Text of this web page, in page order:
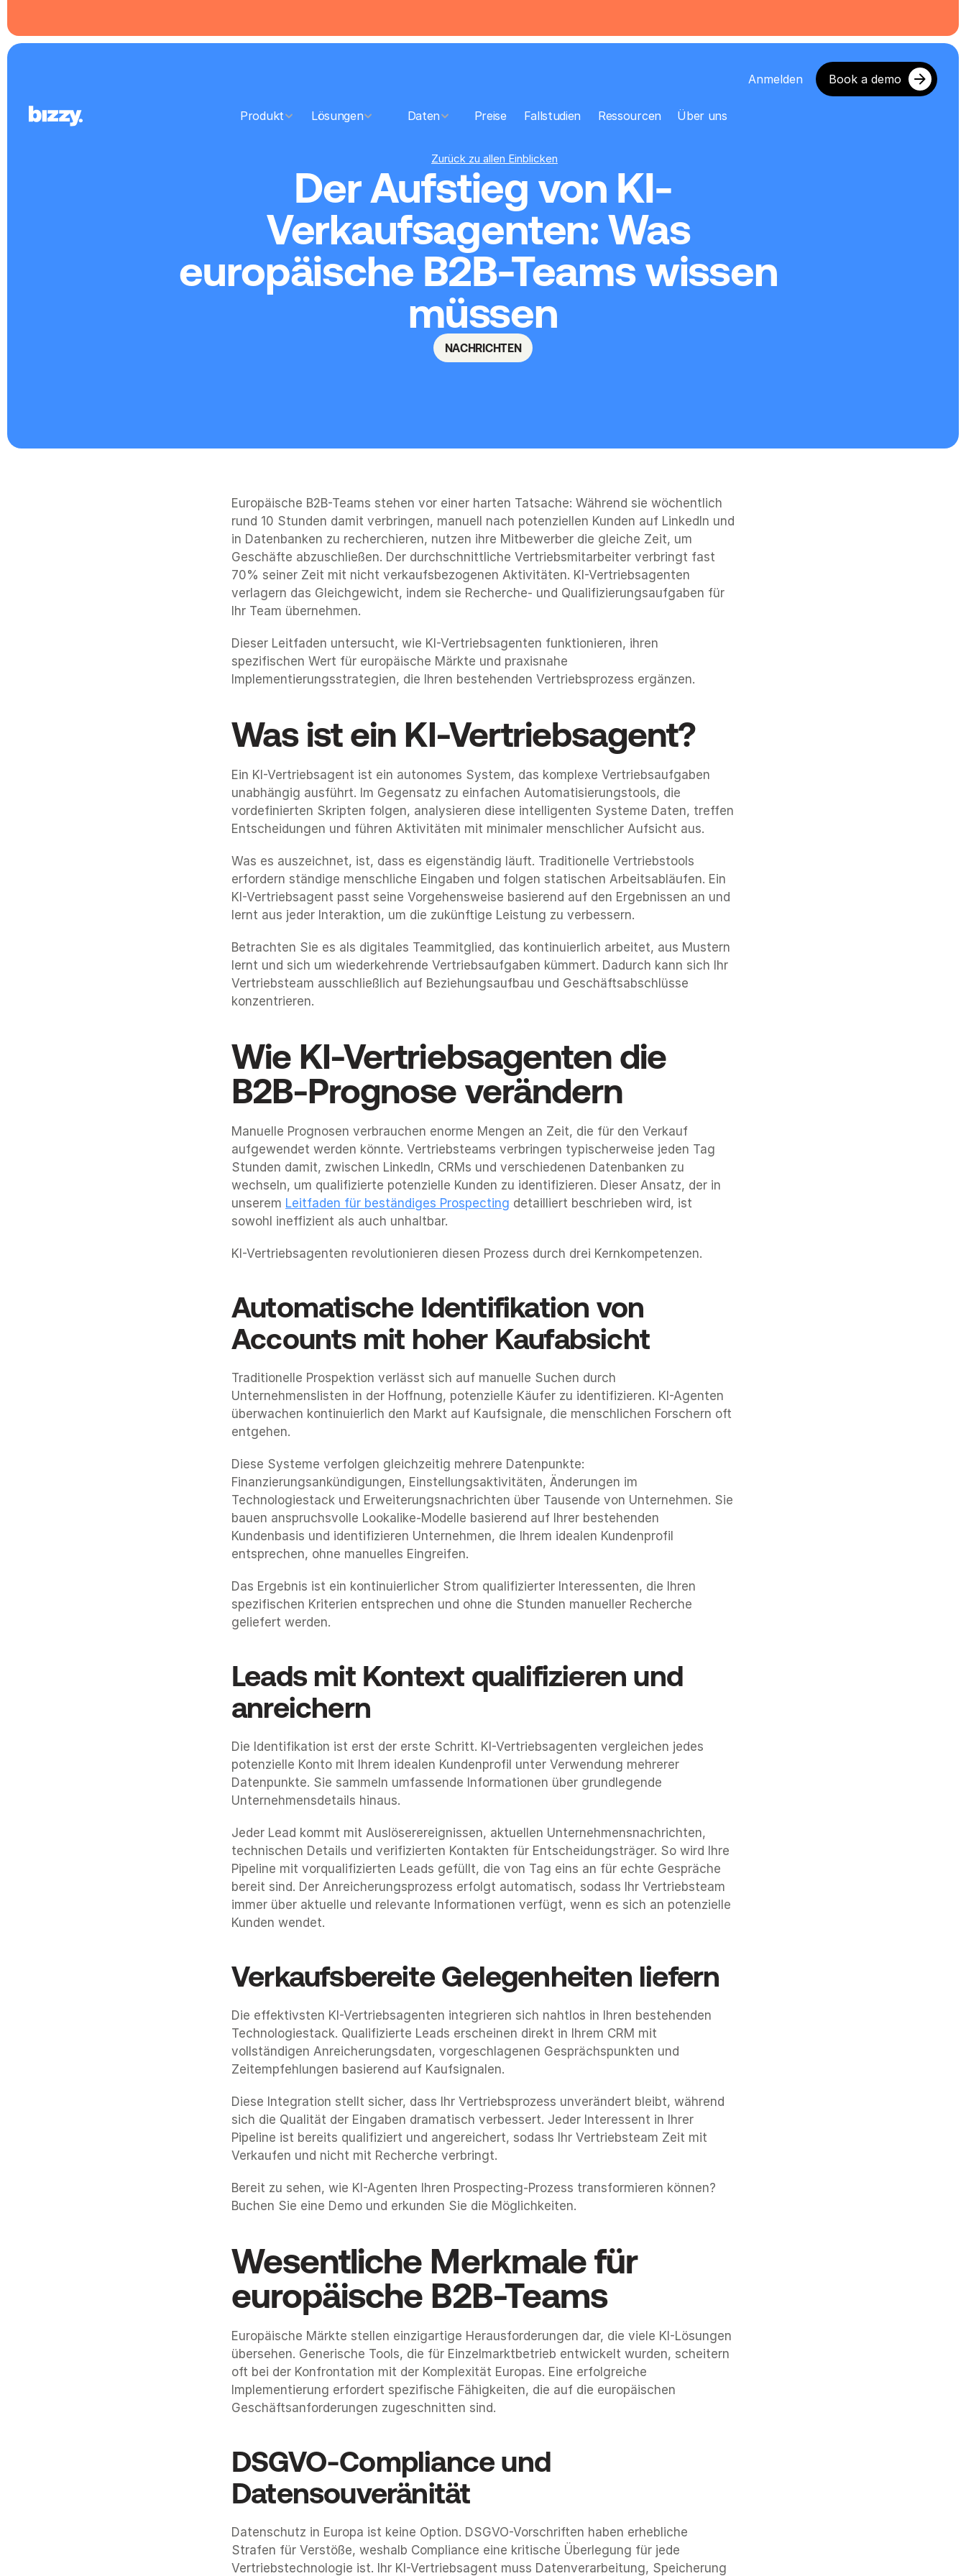
Produkt Lösungen
     Daten
  Preise
Fallstudien Ressourcen Über uns
Anmelden Book a demo
Zurück zu allen Einblicken
Der Aufstieg von KI-
Verkaufsagenten: Was
europäische B2B-Teams wissen
müssen
NACHRICHTEN
Europäische B2B-Teams stehen vor einer harten Tatsache: Während sie wöchentlich
rund 10 Stunden damit verbringen, manuell nach potenziellen Kunden auf LinkedIn und
in Datenbanken zu recherchieren, nutzen ihre Mitbewerber die gleiche Zeit, um
Geschäfte abzuschließen. Der durchschnittliche Vertriebsmitarbeiter verbringt fast
70% seiner Zeit mit nicht verkaufsbezogenen Aktivitäten. KI-Vertriebsagenten
verlagern das Gleichgewicht, indem sie Recherche- und Qualifizierungsaufgaben für
Ihr Team übernehmen.
Dieser Leitfaden untersucht, wie KI-Vertriebsagenten funktionieren, ihren
spezifischen Wert für europäische Märkte und praxisnahe
Implementierungsstrategien, die Ihren bestehenden Vertriebsprozess ergänzen.
Was ist ein KI-Vertriebsagent?
Ein KI-Vertriebsagent ist ein autonomes System, das komplexe Vertriebsaufgaben
unabhängig ausführt. Im Gegensatz zu einfachen Automatisierungstools, die
vordefinierten Skripten folgen, analysieren diese intelligenten Systeme Daten, treffen
Entscheidungen und führen Aktivitäten mit minimaler menschlicher Aufsicht aus.
Was es auszeichnet, ist, dass es eigenständig läuft. Traditionelle Vertriebstools
erfordern ständige menschliche Eingaben und folgen statischen Arbeitsabläufen. Ein
KI-Vertriebsagent passt seine Vorgehensweise basierend auf den Ergebnissen an und
lernt aus jeder Interaktion, um die zukünftige Leistung zu verbessern.
Betrachten Sie es als digitales Teammitglied, das kontinuierlich arbeitet, aus Mustern
lernt und sich um wiederkehrende Vertriebsaufgaben kümmert. Dadurch kann sich Ihr
Vertriebsteam ausschließlich auf Beziehungsaufbau und Geschäftsabschlüsse
konzentrieren.
Wie KI-Vertriebsagenten die
B2B-Prognose verändern
Manuelle Prognosen verbrauchen enorme Mengen an Zeit, die für den Verkauf
aufgewendet werden könnte. Vertriebsteams verbringen typischerweise jeden Tag
Stunden damit, zwischen LinkedIn, CRMs und verschiedenen Datenbanken zu
wechseln, um qualifizierte potenzielle Kunden zu identifizieren. Dieser Ansatz, der in
unserem Leitfaden für beständiges Prospecting detailliert beschrieben wird, ist
sowohl ineffizient als auch unhaltbar.
KI-Vertriebsagenten revolutionieren diesen Prozess durch drei Kernkompetenzen.
Automatische Identifikation von
Accounts mit hoher Kaufabsicht
Traditionelle Prospektion verlässt sich auf manuelle Suchen durch
Unternehmenslisten in der Hoffnung, potenzielle Käufer zu identifizieren. KI-Agenten
überwachen kontinuierlich den Markt auf Kaufsignale, die menschlichen Forschern oft
entgehen.
Diese Systeme verfolgen gleichzeitig mehrere Datenpunkte:
Finanzierungsankündigungen, Einstellungsaktivitäten, Änderungen im
Technologiestack und Erweiterungsnachrichten über Tausende von Unternehmen. Sie
bauen anspruchsvolle Lookalike-Modelle basierend auf Ihrer bestehenden
Kundenbasis und identifizieren Unternehmen, die Ihrem idealen Kundenprofil
entsprechen, ohne manuelles Eingreifen.
Das Ergebnis ist ein kontinuierlicher Strom qualifizierter Interessenten, die Ihren
spezifischen Kriterien entsprechen und ohne die Stunden manueller Recherche
geliefert werden.
Leads mit Kontext qualifizieren und
anreichern
Die Identifikation ist erst der erste Schritt. KI-Vertriebsagenten vergleichen jedes
potenzielle Konto mit Ihrem idealen Kundenprofil unter Verwendung mehrerer
Datenpunkte. Sie sammeln umfassende Informationen über grundlegende
Unternehmensdetails hinaus.
Jeder Lead kommt mit Auslöserereignissen, aktuellen Unternehmensnachrichten,
technischen Details und verifizierten Kontakten für Entscheidungsträger. So wird Ihre
Pipeline mit vorqualifizierten Leads gefüllt, die von Tag eins an für echte Gespräche
bereit sind. Der Anreicherungsprozess erfolgt automatisch, sodass Ihr Vertriebsteam
immer über aktuelle und relevante Informationen verfügt, wenn es sich an potenzielle
Kunden wendet.
Verkaufsbereite Gelegenheiten liefern
Die effektivsten KI-Vertriebsagenten integrieren sich nahtlos in Ihren bestehenden
Technologiestack. Qualifizierte Leads erscheinen direkt in Ihrem CRM mit
vollständigen Anreicherungsdaten, vorgeschlagenen Gesprächspunkten und
Zeitempfehlungen basierend auf Kaufsignalen.
Diese Integration stellt sicher, dass Ihr Vertriebsprozess unverändert bleibt, während
sich die Qualität der Eingaben dramatisch verbessert. Jeder Interessent in Ihrer
Pipeline ist bereits qualifiziert und angereichert, sodass Ihr Vertriebsteam Zeit mit
Verkaufen und nicht mit Recherche verbringt.
Bereit zu sehen, wie KI-Agenten Ihren Prospecting-Prozess transformieren können?
Buchen Sie eine Demo und erkunden Sie die Möglichkeiten.
Wesentliche Merkmale für
europäische B2B-Teams
Europäische Märkte stellen einzigartige Herausforderungen dar, die viele KI-Lösungen
übersehen. Generische Tools, die für Einzelmarktbetrieb entwickelt wurden, scheitern
oft bei der Konfrontation mit der Komplexität Europas. Eine erfolgreiche
Implementierung erfordert spezifische Fähigkeiten, die auf die europäischen
Geschäftsanforderungen zugeschnitten sind.
DSGVO-Compliance und
Datensouveränität
Datenschutz in Europa ist keine Option. DSGVO-Vorschriften haben erhebliche
Strafen für Verstöße, weshalb Compliance eine kritische Überlegung für jede
Vertriebstechnologie ist. Ihr KI-Vertriebsagent muss Datenverarbeitung, Speicherung